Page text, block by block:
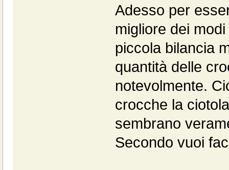
Adesso per
migliore dei
piccola bilancia
quantità delle
notevolmente.
crocche la
sembrano
Secondo vuoi